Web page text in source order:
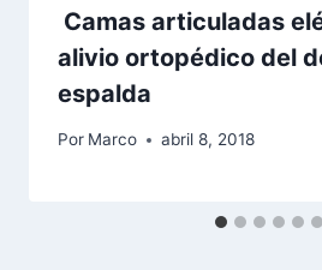
Camas articuladas
alivio ortopédico del
espalda
Por Marco abril 8, 2018